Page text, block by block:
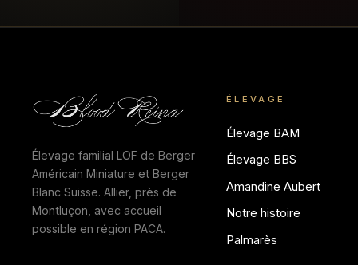
Élevage familial LOF de Berger
Américain Miniature et Berger
Blanc Suisse. Allier, près de
Montluçon, avec accueil
possible en région PACA.
ÉLEVAGE
Élevage BAM
Élevage BBS
Amandine Aubert
Notre histoire
Palmarès